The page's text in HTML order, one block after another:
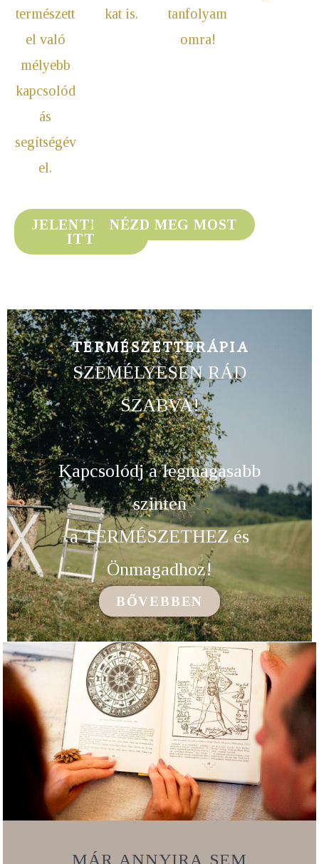
természett
el való
mélyebb
kapcsolód
ás
segítségév
el.
kat is.
tanfolyam
omra!
JELENTKEZZ
ITT
NÉZD MEG MOST
TERMÉSZETTERÁPIA
SZEMÉLYESEN RÁD
SZABVA!
Kapcsolódj a legmagasabb
szinten
a TERMÉSZETHEZ és
Önmagadhoz!
BŐVEBBEN
MÁR ANNYIRA SEM